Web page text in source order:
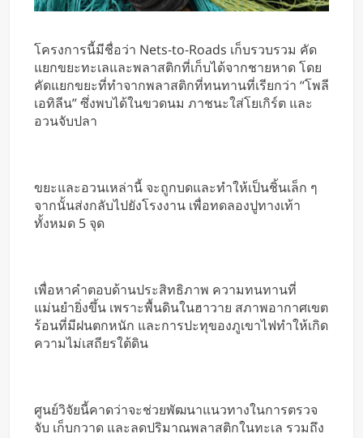
โครงการนี้มีชื่อว่า Nets-to-Roads เก็บรวบรวม คัด
แยกขยะทะเลและพลาสติกที่เก็บได้จากชายหาด โดย
คัดแยกขยะที่ทำจากพลาสติกที่ทนทานที่เรียกว่า “โพลี
เอทิลีน” ซึ่งพบได้ในขวดนม ภาชนะใส่โยเกิร์ต และ
อวนจับปลา
ขยะและอวนเหล่านี้ จะถูกบดและทำให้เป็นชิ้นเล็ก ๆ
จากนั้นส่งกลับไปยังโรงงาน เพื่อทดลองปูทางเท้า
ทั้งหมด 5 จุด
เพื่อหาคำตอบด้านประสิทธิภาพ ความทนทานที่
แม่นยำยิ่งขึ้น เพราะพื้นดินในฮาวาย สภาพอากาศเขต
ร้อนที่มีฝนตกหนัก และการปะทุของภูเขาไฟทำให้เกิด
ความไม่เสถียรใต้ดิน
ศูนย์วิจัยนี้คาดว่าจะช่วยพัฒนาแนวทางในการตรวจ
จับ เก็บกวาด และลดปริมาณพลาสติกในทะเล รวมถึง